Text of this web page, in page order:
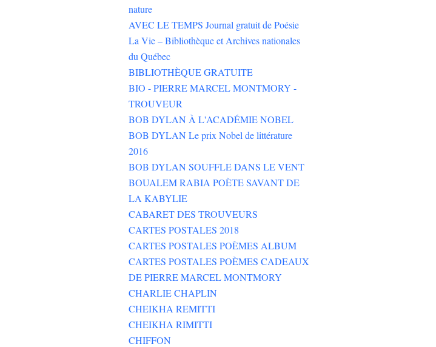
nature
AVEC LE TEMPS Journal gratuit de Poésie
La Vie – Bibliothèque et Archives nationales
du Québec
BIBLIOTHÈQUE GRATUITE
BIO - PIERRE MARCEL MONTMORY -
TROUVEUR
BOB DYLAN À L'ACADÉMIE NOBEL
BOB DYLAN Le prix Nobel de littérature
2016
BOB DYLAN SOUFFLE DANS LE VENT
BOUALEM RABIA POÈTE SAVANT DE
LA KABYLIE
CABARET DES TROUVEURS
CARTES POSTALES 2018
CARTES POSTALES POÈMES ALBUM
CARTES POSTALES POÈMES CADEAUX
DE PIERRE MARCEL MONTMORY
CHARLIE CHAPLIN
CHEIKHA REMITTI
CHEIKHA RIMITTI
CHIFFON